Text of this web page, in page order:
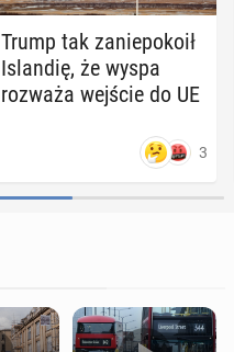
Trump tak za­nie­po­ko­ił
Is­lan­dię, że wyspa
rozważa wejście do UE
3